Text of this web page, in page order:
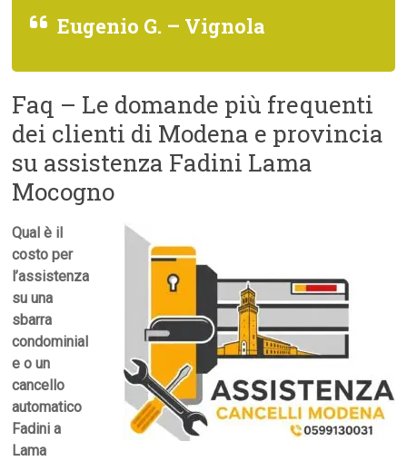
Eugenio G. – Vignola
Faq – Le domande più frequenti
dei clienti di Modena e provincia
su assistenza Fadini Lama
Mocogno
Qual è il
costo per
l’assistenza
su una
sbarra
condominial
e o un
cancello
automatico
Fadini a
Lama